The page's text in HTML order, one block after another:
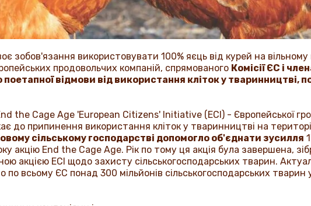
зобов'язання використовувати 100% яєць від курей на вільному
продовольчих компаній, спрямованого Комісії ЄС і
відмови від використання кліток у тваринництві,
the Cage Age 'European Citizens' Initiative (ECI) - Європейської
до припинення використання кліток у тваринництві на
сільському господарстві допомогло об'єднати зусилля
акцію End the Cage Age. Рік по тому ця акція була завершена,
акцією ECI щодо захисту сільськогосподарських тварин.
всьому ЄС понад 300 мільйонів сільськогосподарських